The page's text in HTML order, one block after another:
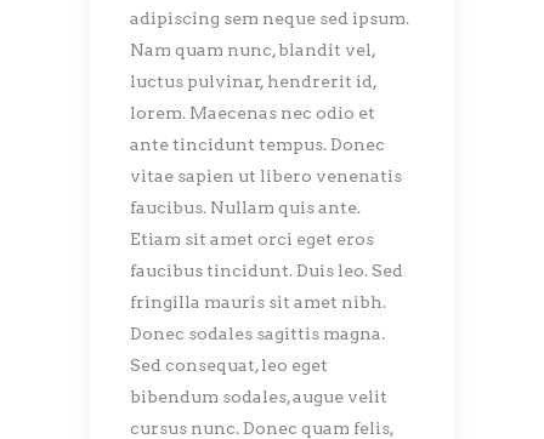
adipiscing sem neque sed ipsum.
Nam quam nunc, blandit vel,
luctus pulvinar, hendrerit id,
lorem. Maecenas nec odio et
ante tincidunt tempus. Donec
vitae sapien ut libero venenatis
faucibus. Nullam quis ante.
Etiam sit amet orci eget eros
faucibus tincidunt. Duis leo. Sed
fringilla mauris sit amet nibh.
Donec sodales sagittis magna.
Sed consequat, leo eget
bibendum sodales, augue velit
cursus nunc. Donec quam felis,